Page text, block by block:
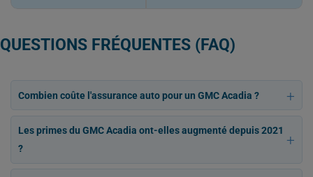
QUESTIONS FRÉQUENTES (FAQ)
Combien coûte l'assurance auto pour un GMC Acadia ?
Les primes du GMC Acadia ont-elles augmenté depuis 2021
?